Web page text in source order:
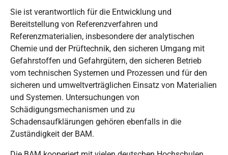
Sie ist verantwortlich für die Entwicklung und
Bereitstellung von Referenzverfahren und
Referenzmaterialien, insbesondere der analytischen
Chemie und der Prüftechnik, den sicheren Umgang mit
Gefahrstoffen und Gefahrgütern, den sicheren Betrieb
vom technischen Systemen und Prozessen und für den
sicheren und umweltverträglichen Einsatz von Materialien
und Systemen. Untersuchungen von
Schädigungsmechanismen und zu
Schadensaufklärungen gehören ebenfalls in die
Zuständigkeit der BAM.